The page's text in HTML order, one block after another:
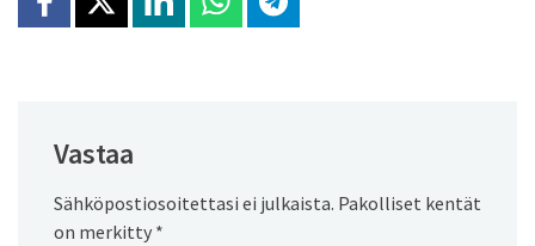
Jaa Facebookissa
Jaa X:ssäJaa Linkedinissä
Jaa Whatsappissa
Jaa Telegramissa
Vastaa
Sähköpostiosoitettasi ei julkaista. Pakolliset kentät
on merkitty *